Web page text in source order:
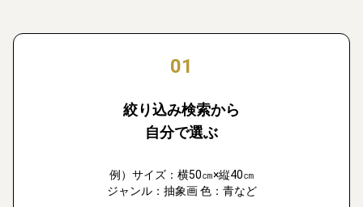
01
絞り込み検索から
自分で選ぶ
例）サイズ：横50㎝×縦40㎝
ジャンル：抽象画 色：青など